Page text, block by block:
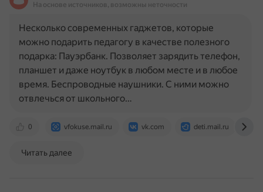
На основе источников, возможны неточности
0 vfokuse.mail.ru vk.com deti.mail.ru
Несколько современных гаджетов, которые
можно подарить педагогу в качестве полезного
подарка: Пауэрбанк. Позволяет зарядить телефон,
планшет и даже ноутбук в любом месте и в любое
время. Беспроводные наушники. С ними можно
отвлечься от школьного…
Читать далее